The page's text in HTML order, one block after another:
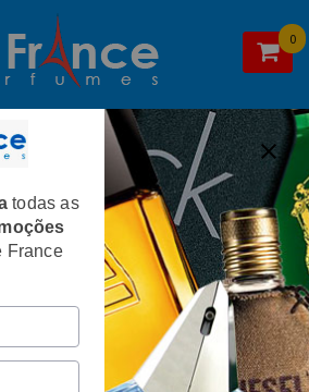
0
todas as
France